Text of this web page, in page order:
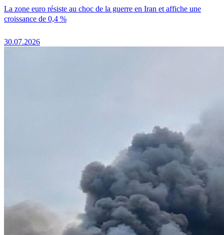
La zone euro résiste au choc de la guerre en Iran et affiche une
croissance de 0,4 %
30.07.2026